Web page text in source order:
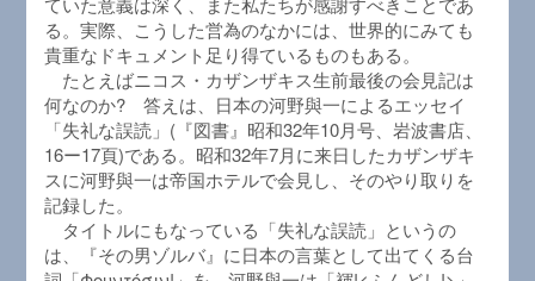
る。実際、こうした営為のなかには、世界的にみても
貴重なドキュメント足り得ているものもある。
たとえばニコス・カザンザキス生前最後の会見記は
何なのか? 答えは、日本の河野與一によるエッセイ
「失礼な誤読」(『図書』昭和32年10月号、岩波書店、
16ー17頁)である。昭和32年7月に来日したカザンザキ
スに河野與一は帝国ホテルで会見し、そのやり取りを
記録した。
タイトルにもなっている「失礼な誤読」というの
は、『その男ゾルバ』に日本の言葉として出てくる台